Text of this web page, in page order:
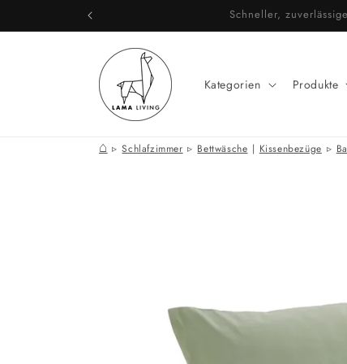
Inhalt
Schneller,
Kategorien Produkte
⌂ Schlafzimmer Bettwäsche | Kissenbezüge